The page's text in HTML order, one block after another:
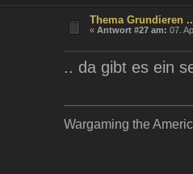
Thema Grundieren
«Antwort #27 am: 07.
.. da gibt es ein
Wargaming the